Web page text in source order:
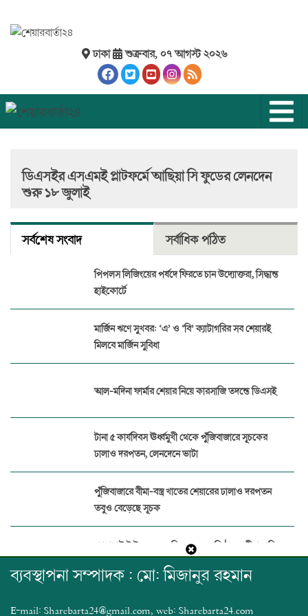
ঢাকা শুক্রবার, ০৭ আগস্ট ২০২৬
ডিএসইর এসএমই প্লাটফর্মে আছিয়া সি ফুডের লেনদেন
শুরু ১৮ জুলাই
সর্বশেষ সংবাদ সর্বাধিক পঠিত
পিপলস লিজিংয়ের পর্ষদে ফিরতে চান উদ্যোক্তরা, সিদ্ধান্ত
হাইকোর্টে
মার্জিন ঋণে সুখবর: ‘এ’ ও ‘বি’ ক্যাটাগরির সব শেয়ারই
মিলবে মার্জিন সুবিধা
আল-মদিনা ফার্মার শেয়ার নিয়ে কারসাজি তদন্তে ডিএসই
টানা ৫ কার্যদিবস ঊর্ধ্বমুখী থেকে পুঁজিবাজারে সূচকের
ঢালাও দরপতন, লেনদেনে ভাটা
পুঁজিবাজারে বীমা-বস্ত্র খাতের শেয়ারের ঢালাও দরপতন
তবুও বেড়েছে সূচক
প্যারামাউন্ট ইন্স্যুরেন্সের বিরুদ্ধে ১৭ প্রতিষ্ঠানের বীমা দাবির
অর্থ আত্মসাত
ব্যবস্থাপনা সম্পাদক : মো: মিজানুর রহমান
E-mail: Sharebarta24@gmail.com, web: Sharebarta24.com